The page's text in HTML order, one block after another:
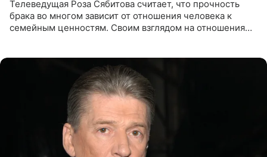
Телеведущая Роза Сябитова считает, что прочность
брака во многом зависит от отношения человека к
семейным ценностям. Своим взглядом на отношения